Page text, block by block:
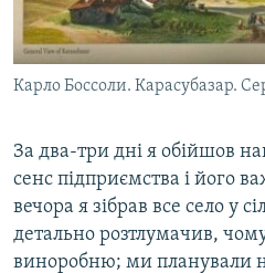
Карло Боссоли. Карасубазар.
За два-три дні я обійшов
сенс підприємства і його
вечора я зібрав все село у
детально розтлумачив,
виноробню; ми планували